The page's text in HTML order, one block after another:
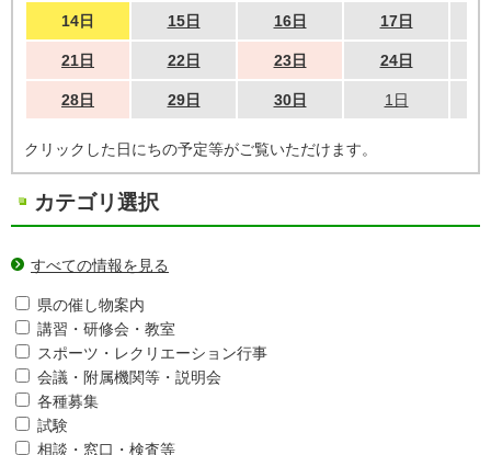
14日 15日 16日 17日
21日 22日 23日 24日
28日 29日 30日 1日
クリックした日にちの予定等がご覧いただけます。
カテゴリ選択
すべての情報を見る
県の催し物案内
講習・研修会・教室
スポーツ・レクリエーション行事
会議・附属機関等・説明会
各種募集
試験
相談・窓口・検査等